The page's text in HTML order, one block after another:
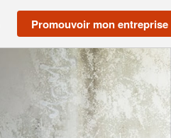
Promouvoir mon entreprise